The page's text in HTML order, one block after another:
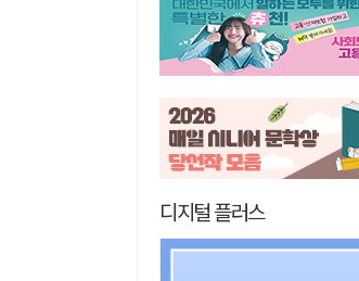
디지털 플러스